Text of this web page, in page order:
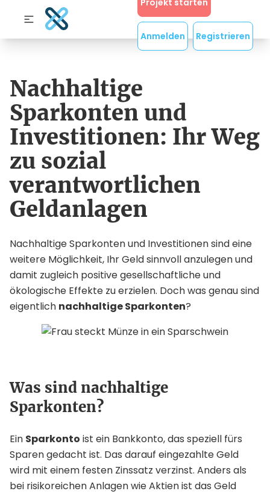
Projekt starten
Anmelden Registrieren
Nachhaltige
Sparkonten und
Investitionen: Ihr Weg
zu sozial
verantwortlichen
Geldanlagen
Nachhaltige Sparkonten und Investitionen sind eine
weitere Möglichkeit, Ihr Geld sinnvoll anzulegen und
damit zugleich positive gesellschaftliche und
ökologische Effekte zu erzielen. Doch was genau sind
eigentlich nachhaltige Sparkonten?
Was sind nachhaltige
Sparkonten?
Ein Sparkonto ist ein Bankkonto, das speziell fürs
Sparen gedacht ist. Das darauf eingezahlte Geld
wird mit einem festen Zinssatz verzinst. Anders als
bei risikoreichen Anlagen wie Aktien ist das Geld